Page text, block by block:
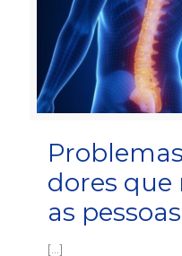
dores que
as pessoas
[…]